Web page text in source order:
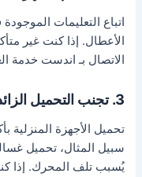
اتباع التعليمات
الأعطال. إذا كنت غير
الاتصال بـ اندست خدمة
3. تجنب التحميل الزائد
تحميل الأجهزة المنزلية
سبيل المثال، تحميل
يُسبب تلف المحرك. إذا